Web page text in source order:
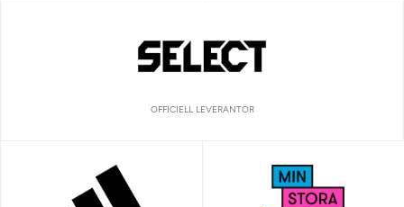
OFFICIELL LEVERANTÖR